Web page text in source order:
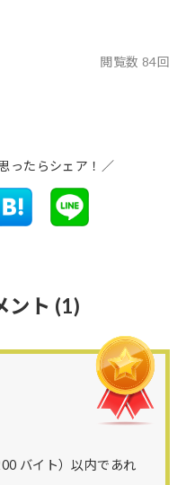
閲覧数 84回
ったらシェア！／
ント (1)
バイト）以内であれ